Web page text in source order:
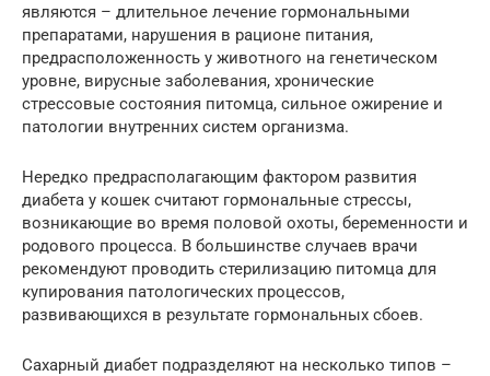
являются – длительное лечение гормональными
препаратами, нарушения в рационе питания,
предрасположенность у животного на генетическом
уровне, вирусные заболевания, хронические
стрессовые состояния питомца, сильное ожирение и
патологии внутренних систем организма.
Нередко предрасполагающим фактором развития
диабета у кошек считают гормональные стрессы,
возникающие во время половой охоты, беременности и
родового процесса. В большинстве случаев врачи
рекомендуют проводить стерилизацию питомца для
купирования патологических процессов,
развивающихся в результате гормональных сбоев.
Сахарный диабет подразделяют на несколько типов –